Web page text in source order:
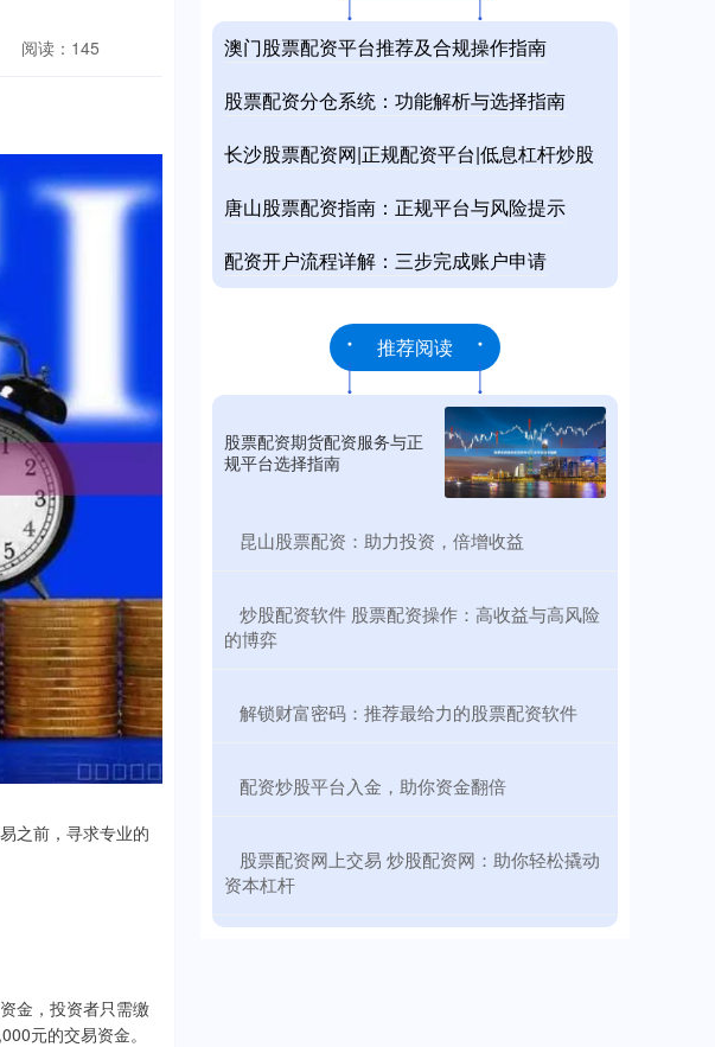
阅读：145
之前，寻求专业的
金，投资者只需缴
元的交易资金。
澳门股票配资平台推荐及合规操作指南
股票配资分仓系统：功能解析与选择指南
长沙股票配资网|正规配资平台|低息杠杆炒股
唐山股票配资指南：正规平台与风险提示
配资开户流程详解：三步完成账户申请
推荐阅读
股票配资期货配资服务与正
规平台选择指南
​昆山股票配资：助力投资，倍增收益
​炒股配资软件 股票配资操作：高收益与高风险
的博弈
​解锁财富密码：推荐最给力的股票配资软件
​配资炒股平台入金，助你资金翻倍
​股票配资网上交易 炒股配资网：助你轻松撬动
资本杠杆